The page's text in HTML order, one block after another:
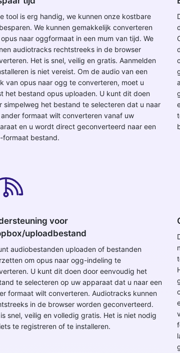
tool is erg handig, we kunnen onze kostbare
We kunnen gemakkelijk converteren
naar oggformaat in een mum van tijd. We
audiotracks rechtstreeks in de browser
Het is snel, veilig en gratis. Aanmelden
is niet vereist. Om de audio van een
van opus naar ogg te converteren, moet u
het bestand opus uploaden. U kunt dit doen
simpelweg het bestand te selecteren dat u naar
formaat wilt converteren vanaf uw
en u wordt direct geconverteerd naar een
formaat bestand.
voor
uploadbestand
audiobestanden uploaden of bestanden
om opus naar ogg-indeling te
U kunt dit doen door eenvoudig het
te selecteren op uw apparaat dat u naar een
formaat wilt converteren. Audiotracks kunnen
in de browser worden geconverteerd.
snel, veilig en volledig gratis. Het is niet nodig
te registreren of te installeren.